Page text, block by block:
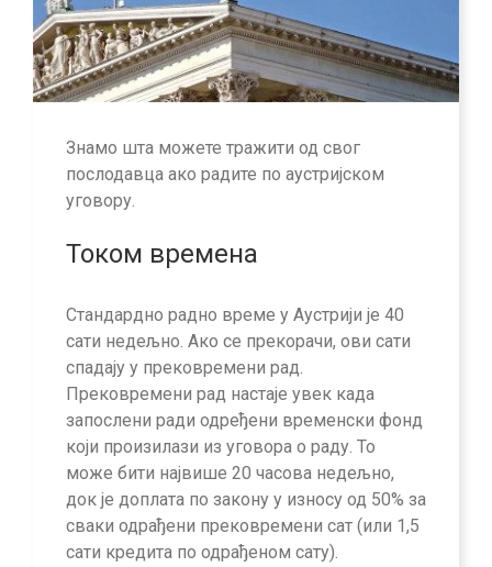
Знамо шта можете тражити од свог
послодавца ако радите по аустријском
уговору.
Током времена
Стандардно радно време у Аустрији је 40
сати недељно. Ако се прекорачи, ови сати
спадају у прековремени рад.
Прековремени рад настаје увек када
запослени ради одређени временски фонд
који произилази из уговора о раду. То
може бити највише 20 часова недељно,
док је доплата по закону у износу од 50% за
сваки одрађени прековремени сат (или 1,5
сати кредита по одрађеном сату).